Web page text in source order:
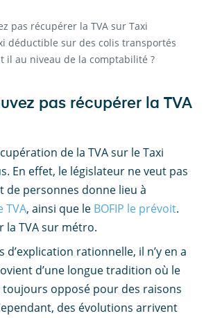
pas récupérer la TVA sur Taxi
déductible sur des colis transportés
il au niveau de la comptabilité ?
pas récupérer la TVA
de la TVA sur le Taxi
En effet, le législateur ne veut pas
de personnes donne lieu à
TVA, ainsi que le BOFIP le prévoit.
la TVA sur métro.
d’explication rationnelle, il n’y en a
d’une longue tradition où le
toujours opposé pour des raisons
des évolutions arrivent